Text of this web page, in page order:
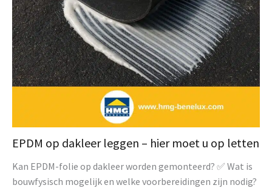
EPDM op dakleer leggen – hier moet u op letten
Kan EPDM-folie op dakleer worden gemonteerd? ✅ Wat is
bouwfysisch mogelijk en welke voorbereidingen zijn nodig?